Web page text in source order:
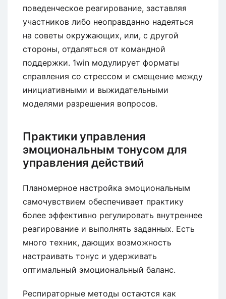
поведенческое реагирование, заставляя
участников либо неоправданно надеяться
на советы окружающих, или, с другой
стороны, отдаляться от командной
поддержки. 1win модулирует форматы
справления со стрессом и смещение между
инициативными и выжидательными
моделями разрешения вопросов.
Практики управления
эмоциональным тонусом для
управления действий
Планомерное настройка эмоциональным
самочувствием обеспечивает практику
более эффективно регулировать внутреннее
реагирование и выполнять заданных. Есть
много техник, дающих возможность
настраивать тонус и удерживать
оптимальный эмоциональный баланс.
Респираторные методы остаются как